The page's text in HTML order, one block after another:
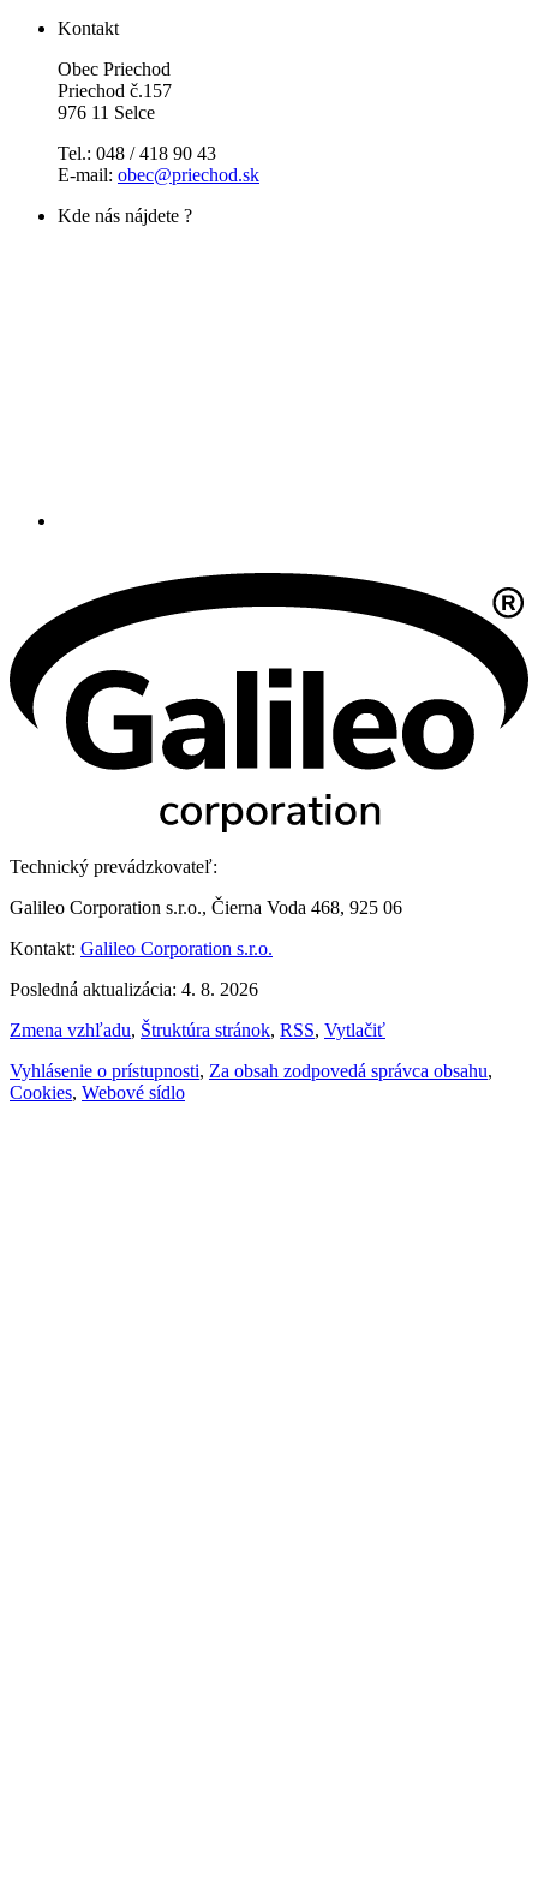
Kontakt
Obec Priechod
Priechod č.157
976 11 Selce
Tel.: 048 / 418 90 43
E-mail: obec@priechod.sk
Kde nás nájdete ?
Technický prevádzkovateľ:
Galileo Corporation s.r.o., Čierna Voda 468, 925 06
Kontakt: Galileo Corporation s.r.o.
Posledná aktualizácia: 4. 8. 2026
Zmena vzhľadu, Štruktúra stránok, RSS, Vytlačiť
Vyhlásenie o prístupnosti, Za obsah zodpovedá správca obsahu,
Cookies, Webové sídlo